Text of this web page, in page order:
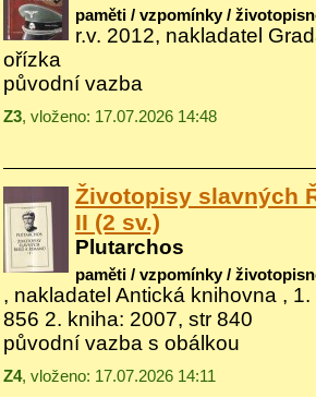
paměti / vzpomínky /
r.v. 2012, nakladatel
ořízka
původní vazba
Z3, vloženo: 17.07.2026 14:48
Životopisy slavných
II (2 sv.)
Plutarchos
paměti / vzpomínky /
, nakladatel Antická knihovna ,
856 2. kniha: 2007, str 840
původní vazba s obálkou
Z4, vloženo: 17.07.2026 14:11